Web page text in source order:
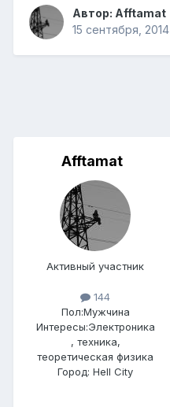
Автор: Afftamat
15 сентября, 2014
Afftamat
Активный участник
144
Пол:Мужчина
Интересы:Электроника
, техника,
теоретическая физика
Город: Hell City